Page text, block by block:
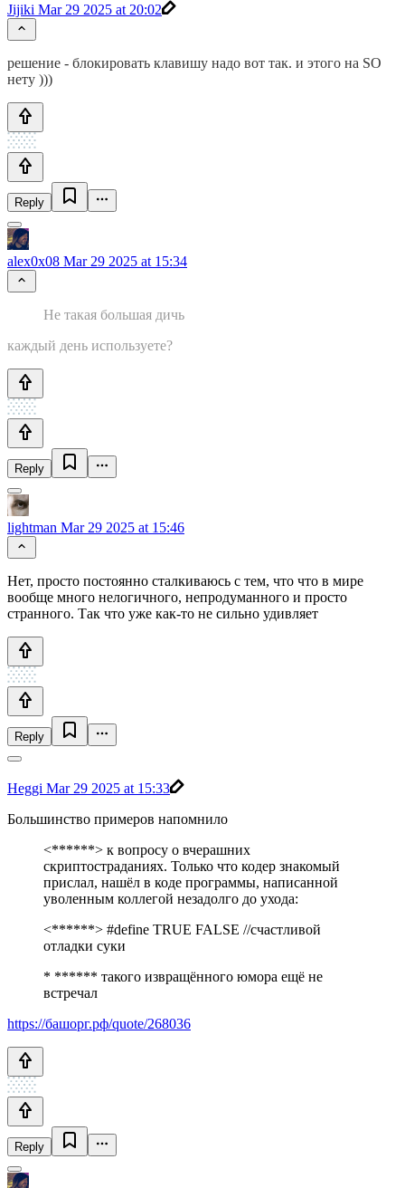
Jijiki Mar 29 2025 at 20:02
решение - блокировать клавишу надо вот так. и этого на SO
нету )))
Reply
alex0x08 Mar 29 2025 at 15:34
Не такая большая дичь
каждый день используете?
Reply
lightman Mar 29 2025 at 15:46
Нет, просто постоянно сталкиваюсь с тем, что что в мире
вообще много нелогичного, непродуманного и просто
странного. Так что уже как-то не сильно удивляет
Reply
Heggi Mar 29 2025 at 15:33
Большинство примеров напомнило
<******> к вопросу о вчерашних
скриптостраданиях. Только что кодер знакомый
прислал, нашёл в коде программы, написанной
уволенным коллегой незадолго до ухода:
<******> #define TRUE FALSE //счастливой
отладки суки
* ****** такого извращённого юмора ещё не
встречал
https://башорг.рф/quote/268036
Reply